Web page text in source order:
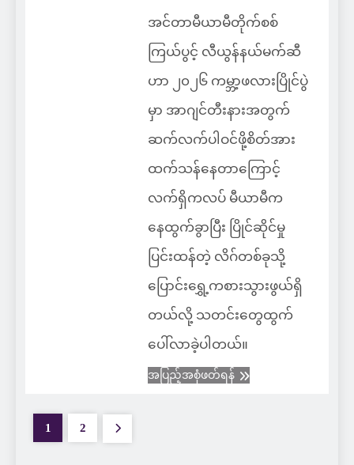
အင်တာမီယာမီတိုက်စစ်
ကြယ်ပွင့် လီယွန်နယ်မက်ဆီ
ဟာ ၂၀၂၆ ကမ္ဘာ့ဖလားပြိုင်ပွဲ
မှာ အာဂျင်တီးနားအတွက်
ဆက်လက်ပါဝင်ဖို့စိတ်အား
ထက်သန်နေတာကြောင့်
လက်ရှိကလပ် မီယာမီက
နေထွက်ခွာပြီး ပြိုင်ဆိုင်မှု
ပြင်းထန်တဲ့ လိဂ်တစ်ခုသို့
ပြောင်းရွှေ့ကစားသွားဖွယ်ရှိ
တယ်လို့ သတင်းတွေထွက်
ပေါ်လာခဲ့ပါတယ်။
အပြည့်အစုံဖတ်ရန်
1 2